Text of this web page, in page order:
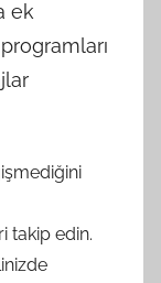
ek
takip edin.